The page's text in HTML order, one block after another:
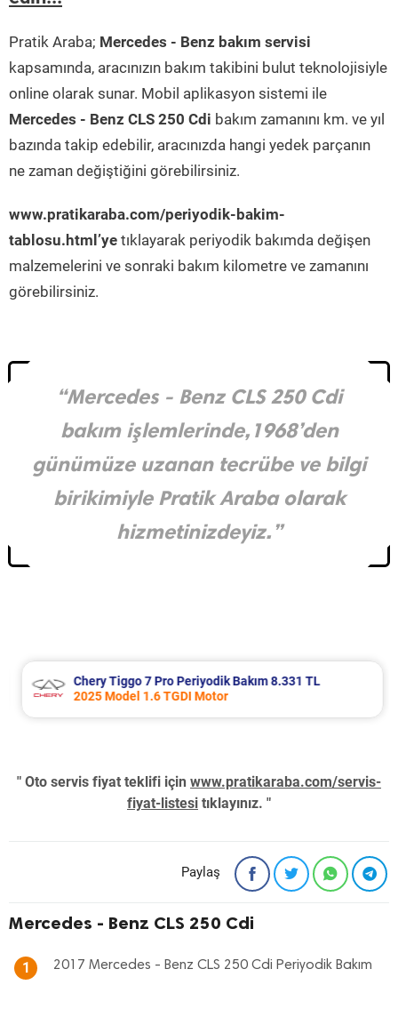
Pratik Araba; Mercedes - Benz bakım servisi
kapsamında, aracınızın bakım takibini bulut teknolojisiyle
online olarak sunar. Mobil aplikasyon sistemi ile
Mercedes - Benz CLS 250 Cdi bakım zamanını km. ve yıl
bazında takip edebilir, aracınızda hangi yedek parçanın
ne zaman değiştiğini görebilirsiniz.
www.pratikaraba.com/periyodik-bakim-
tablosu.html’ye tıklayarak periyodik bakımda değişen
malzemelerini ve sonraki bakım kilometre ve zamanını
görebilirsiniz.
“Mercedes - Benz CLS 250 Cdi
bakım işlemlerinde,1968’den
günümüze uzanan tecrübe ve bilgi
birikimiyle Pratik Araba olarak
hizmetinizdeyiz.”
Chery Tiggo 7 Pro Periyodik Bakım 8.331 TL
2025 Model 1.6 TGDI Motor
" Oto servis fiyat teklifi için www.pratikaraba.com/servis-
fiyat-listesi tıklayınız. "
Paylaş
Mercedes - Benz CLS 250 Cdi
1 2017 Mercedes - Benz CLS 250 Cdi Periyodik Bakım